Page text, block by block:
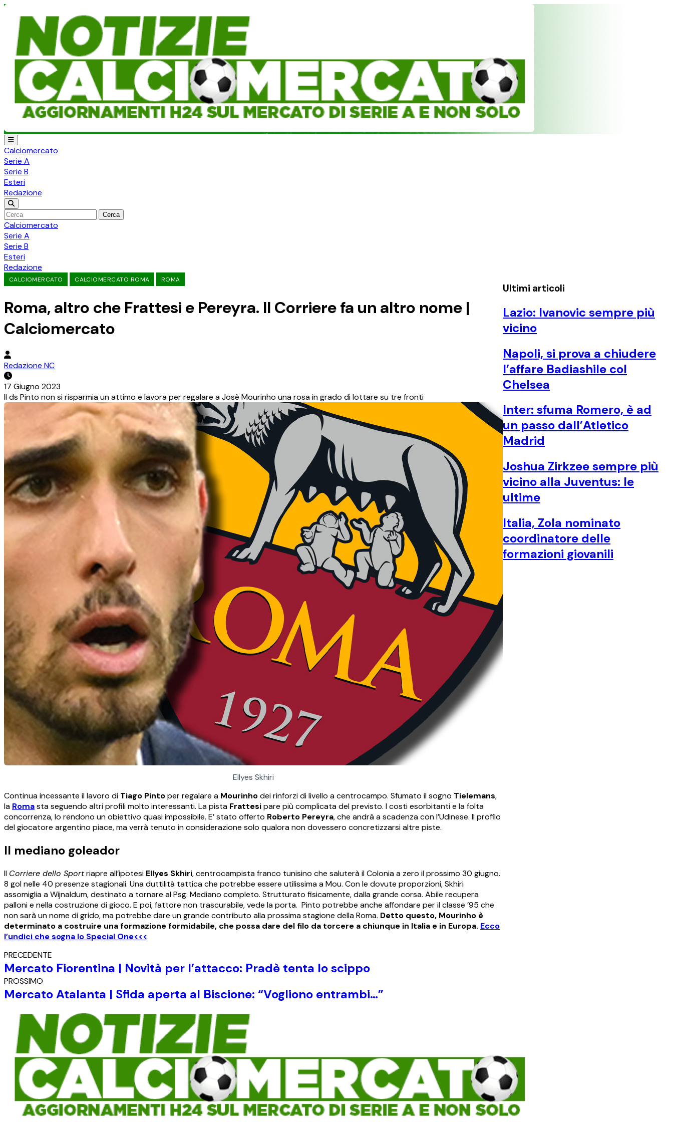
Calciomercato
Serie A
Serie B
Esteri
Redazione
Cerca
Calciomercato
Serie A
Serie B
Esteri
Redazione
CALCIOMERCATO CALCIOMERCATO ROMA ROMA
Roma, altro che Frattesi e Pereyra. Il Corriere fa un altro nome |
Calciomercato
Redazione NC
17 Giugno 2023
Il ds Pinto non si risparmia un attimo e lavora per regalare a Josè Mourinho una rosa in grado di lottare su tre fronti
Ellyes Skhiri
Continua incessante il lavoro di Tiago Pintoper regalare a Mourinhodei rinforzi di livello a centrocampo. Sfumato il sogno Tielemans,
la Romasta seguendo altri profili molto interessanti. La pista Frattesipare più complicata del previsto. I costi esorbitanti e la folta
concorrenza, lo rendono un obiettivo quasi impossibile. E’ stato offerto Roberto Pereyra, che andrà a scadenza con l’Udinese. Il profilo
del giocatore argentino piace, ma verrà tenuto in considerazione solo qualora non dovessero concretizzarsi altre piste.
Il mediano goleador
Il Corriere dello Sportriapre all’ipotesi Ellyes Skhiri, centrocampista franco tunisino che saluterà il Colonia a zero il prossimo 30 giugno.
8 gol nelle 40 presenze stagionali. Una duttilità tattica che potrebbe essere utilissima a Mou. Con le dovute proporzioni, Skhiri
assomiglia a Wijnaldum, destinato a tornare al Psg. Mediano completo. Strutturato fisicamente, dalla grande corsa. Abile recupera
palloni e nella costruzione di gioco. E poi, fattore non trascurabile, vede la porta. Pinto potrebbe anche affondare per il classe ’95 che
non sarà un nome di grido, ma potrebbe dare un grande contributo alla prossima stagione della Roma. Detto questo, Mourinho è
determinato a costruire una formazione formidabile, che possa dare del filo da torcere a chiunque in Italia e in Europa. Ecco
l’undici che sogna lo Special One<<<
PRECEDENTE
Mercato Fiorentina | Novità per l’attacco: Pradè tenta lo scippo
PROSSIMO
Mercato Atalanta | Sfida aperta al Biscione: “Vogliono entrambi…”
Ultimi articoli
Lazio: Ivanovic sempre più
vicino
Napoli, si prova a chiudere
l’affare Badiashile col
Chelsea
Inter: sfuma Romero, è ad
un passo dall’Atletico
Madrid
Joshua Zirkzee sempre più
vicino alla Juventus: le
ultime
Italia, Zola nominato
coordinatore delle
formazioni giovanili